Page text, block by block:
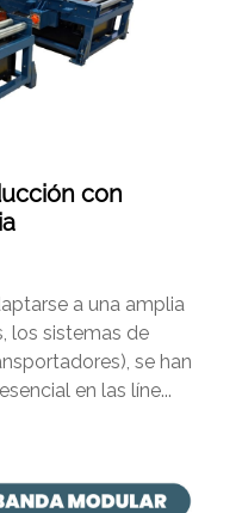
con
a una amplia
los sistemas de
se han
en las líne...